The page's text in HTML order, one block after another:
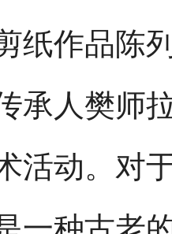
纸作品陈
承人樊师
活动。对